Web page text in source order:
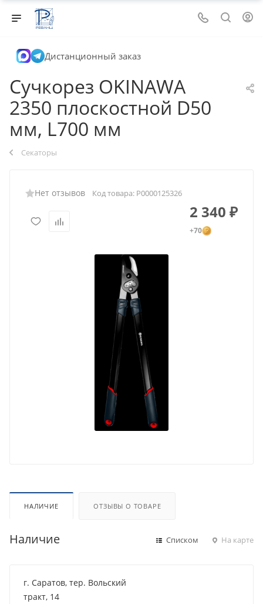
Дистанционный заказ
Сучкорез OKINAWA
2350 плоскостной D50
мм, L700 мм
Секаторы
Нет отзывов Код товара: Р0000125326
2 340 ₽
+70
НАЛИЧИЕ ОТЗЫВЫ О ТОВАРЕ
Наличие Списком На карте
г. Саратов, тер. Вольский
тракт, 14